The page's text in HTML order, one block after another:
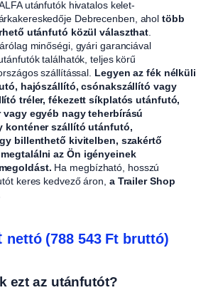
utánfutók hivatalos kelet-
Debrecenben, aholtöbb
utánfutó közül választhat
minőségi, gyári garanciával
találhatók, teljes körű
szállítással. Legyen az fék nélküli
hajószállító, csónakszállító vagy
tréler, fékezett síkplatós utánfutó,
egyéb nagy teherbírású
konténer szállító utánfutó,
billenthető kivitelben, szakértő
az Ön igényeinek
Ha megbízható, hosszú
keres kedvező áron, a Trailer Shop
nettó (788 543 Ft bruttó)
ezt az utánfutót?